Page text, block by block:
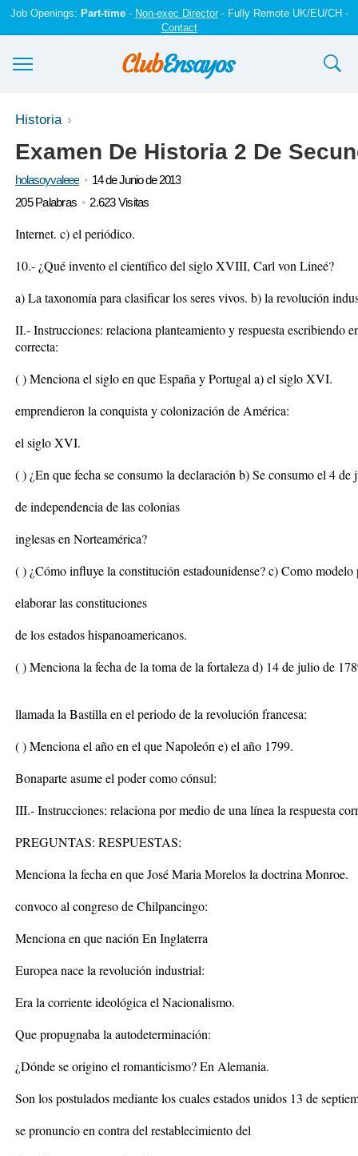
Job Openings: Part-time- Non-exec Director- Fully Remote UK/EU/CH -
Contact
Ensayos y trabajos
Registrarse
Iniciar sesión
Historia
Examen De Historia 2 De
holasoyvaleee
14 de Junio de 2013
205 Palabras
2.623 Visitas
Internet. c) el periódico.
10.- ¿Qué invento el científico del siglo XVIII, Carl von Lineé?
a) La taxonomía para clasificar los seres vivos. b) la revolución
II.- Instrucciones: relaciona planteamiento y respuesta escribiendo
correcta:
( ) Menciona el siglo en que España y Portugal a) el siglo XVI.
emprendieron la conquista y colonización de América:
el siglo XVI.
( ) ¿En que fecha se consumo la declaración b) Se consumo el 4 de
de independencia de las colonias
inglesas en Norteamérica?
( ) ¿Cómo influye la constitución estadounidense? c) Como modelo
elaborar las constituciones
de los estados hispanoamericanos.
( ) Menciona la fecha de la toma de la fortaleza d) 14 de julio de
llamada la Bastilla en el periodo de la revolución francesa:
( ) Menciona el año en el que Napoleón e) el año 1799.
Bonaparte asume el poder como cónsul:
III.- Instrucciones: relaciona por medio de una línea la respuesta
PREGUNTAS: RESPUESTAS:
Menciona la fecha en que José Maria Morelos la doctrina Monroe.
convoco al congreso de Chilpancingo:
Menciona en que nación En Inglaterra
Europea nace la revolución industrial:
Era la corriente ideológica el Nacionalismo.
Que propugnaba la autodeterminación:
¿Dónde se origino el romanticismo? En Alemania.
Son los postulados mediante los cuales estados unidos 13 de
se pronuncio en contra del restablecimiento del